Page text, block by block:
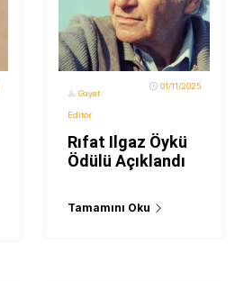
Gayet
Editör
01/11/2025
Rıfat Ilgaz Öykü
Ödülü Açıklandı
Tamamını Oku